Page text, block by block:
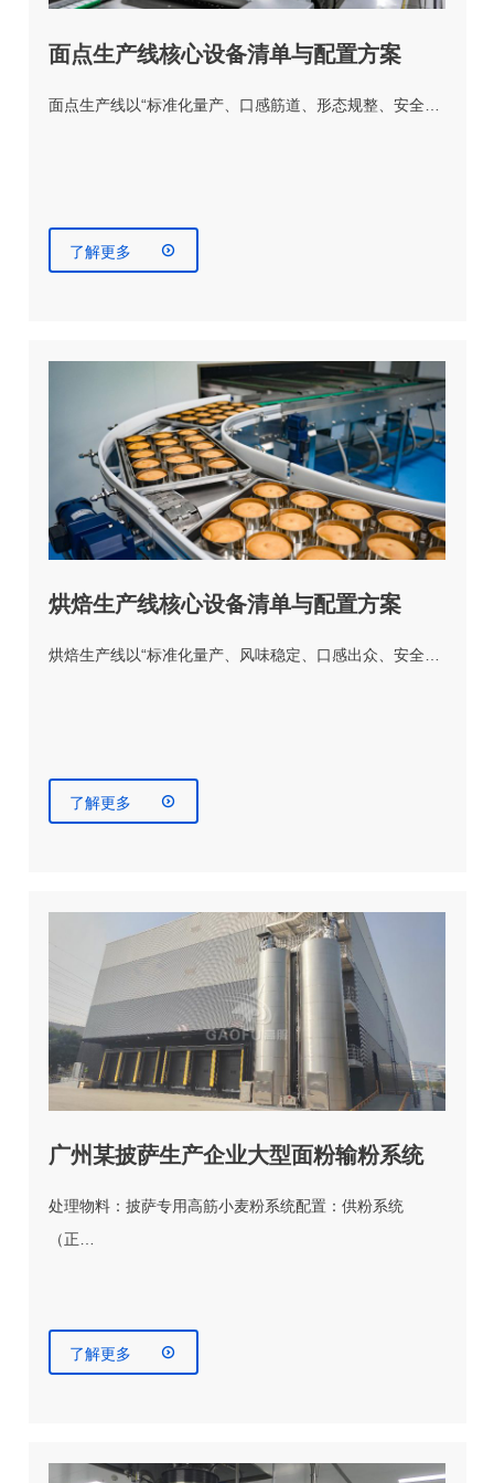
面点生产线核心设备清单与配置方案
面点生产线以“标准化量产、口感筋道、形态规整、安全…
了解更多 
烘焙生产线核心设备清单与配置方案
烘焙生产线以“标准化量产、风味稳定、口感出众、安全…
了解更多 
广州某披萨生产企业大型面粉输粉系统
处理物料：披萨专用高筋小麦粉系统配置：供粉系统
（正…
了解更多 